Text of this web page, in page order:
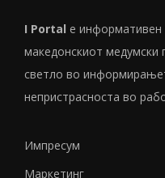
I Portal е информативен
македонскиот медумски
светло во
непристрасноста во
Импресум
Маркетинг